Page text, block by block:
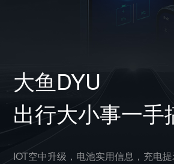
大鱼DYU
出行大小事一手
IOT空中升级，电池实用信息，充电